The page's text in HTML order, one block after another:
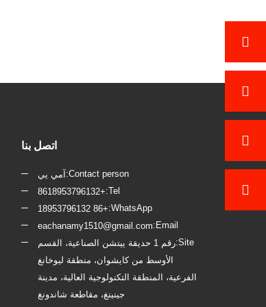
اتصل بنا
Contact person: آمي يي
Tel:
+8618953796132
WhatsApp:
+86 18953796132
Email:
eachanamy1510@gmail.com
Site:
رقم 1 حديقة ييتشن الصناعية، القسم
الأوسط من كايشوان، منطقة ليوخانغ
الفرعية، المنطقة التكنولوجية العالية، مدينة
جينينغ، مقاطعة شاندونغ